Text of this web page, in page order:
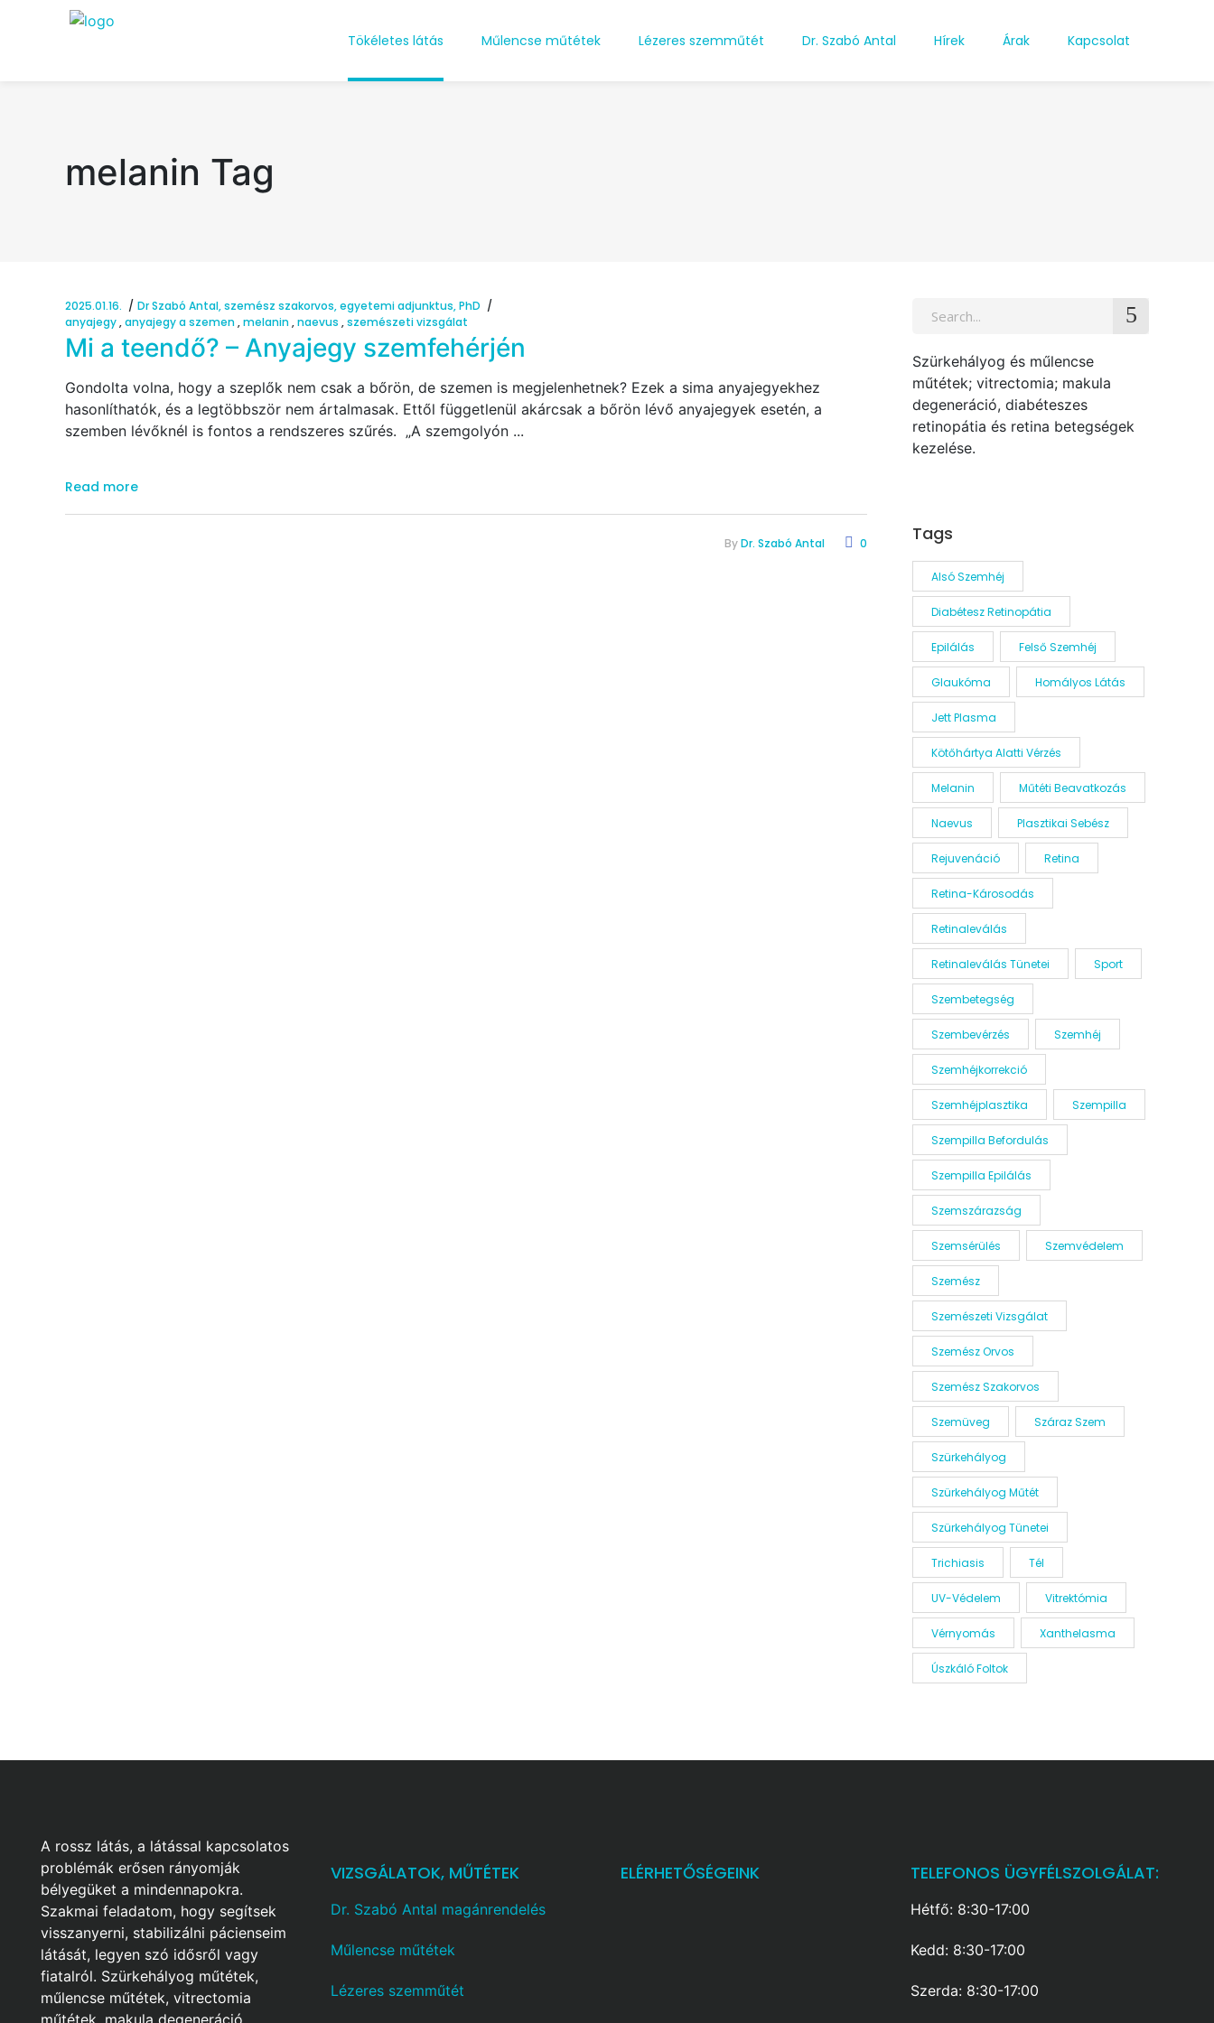
Tökéletes látás Műlencse műtétek Lézeres szemműtét Dr. Szabó Antal Hírek Árak Kapcsolat
melanin Tag
2025.01.16.
Dr Szabó Antal, szemész szakorvos, egyetemi adjunktus, PhD
anyajegy,anyajegy a szemen,melanin,naevus ,szemészeti vizsgálat
Mi a teendő? – Anyajegy szemfehérjén
Gondolta volna, hogy a szeplők nem csak a bőrön, de szemen is megjelenhetnek? Ezek a sima anyajegyekhez
hasonlíthatók, és a legtöbbször nem ártalmasak. Ettől függetlenül akárcsak a bőrön lévő anyajegyek esetén, a
szemben lévőknél is fontos a rendszeres szűrés. „A szemgolyón
Read more
ByDr. Szabó Antal 0
Search
Szürkehályog és műlencse
műtétek; vitrectomia; makula
degeneráció, diabéteszes
retinopátia és retina betegségek
kezelése.
Tags
Alsó Szemhéj
Diabétesz Retinopátia
Epilálás Felső Szemhéj
Glaukóma Homályos Látás
Jett Plasma
Kötőhártya Alatti Vérzés
Melanin Műtéti Beavatkozás
Naevus Plasztikai Sebész
Rejuvenáció Retina
Retina-Károsodás
Retinaleválás
Retinaleválás Tünetei Sport
Szembetegség
Szembevérzés Szemhéj
Szemhéjkorrekció
Szemhéjplasztika Szempilla
Szempilla Befordulás
Szempilla Epilálás
Szemszárazság
Szemsérülés Szemvédelem
Szemész
Szemészeti Vizsgálat
Szemész Orvos
Szemész Szakorvos
Szemüveg Száraz Szem
Szürkehályog
Szürkehályog Műtét
Szürkehályog Tünetei
Trichiasis Tél
UV-Védelem Vitrektómia
Vérnyomás Xanthelasma
Úszkáló Foltok
A rossz látás, a látással kapcsolatos
problémák erősen rányomják
bélyegüket a mindennapokra.
Szakmai feladatom, hogy segítsek
visszanyerni, stabilizálni pácienseim
látását, legyen szó idősről vagy
fiatalról. Szürkehályog műtétek,
műlencse műtétek, vitrectomia
műtétek, makula degeneráció,
VIZSGÁLATOK, MŰTÉTEK
Dr. Szabó Antal magánrendelés
Műlencse műtétek
Lézeres szemműtét
ELÉRHETŐSÉGEINK TELEFONOS ÜGYFÉLSZOLGÁLAT:
Hétfő: 8:30-17:00
Kedd: 8:30-17:00
Szerda: 8:30-17:00